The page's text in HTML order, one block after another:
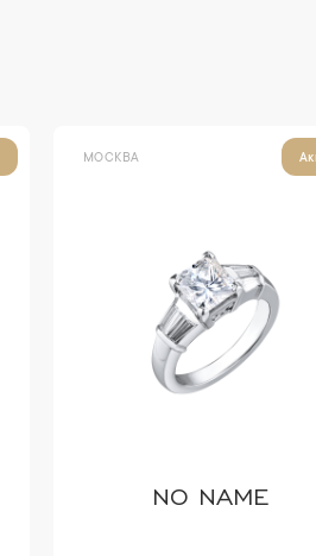
МОСКВА
NO NAME